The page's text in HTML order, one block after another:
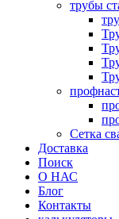
трубы
Сетка
Доставка
Поиск
О НАС
Блог
Контакты